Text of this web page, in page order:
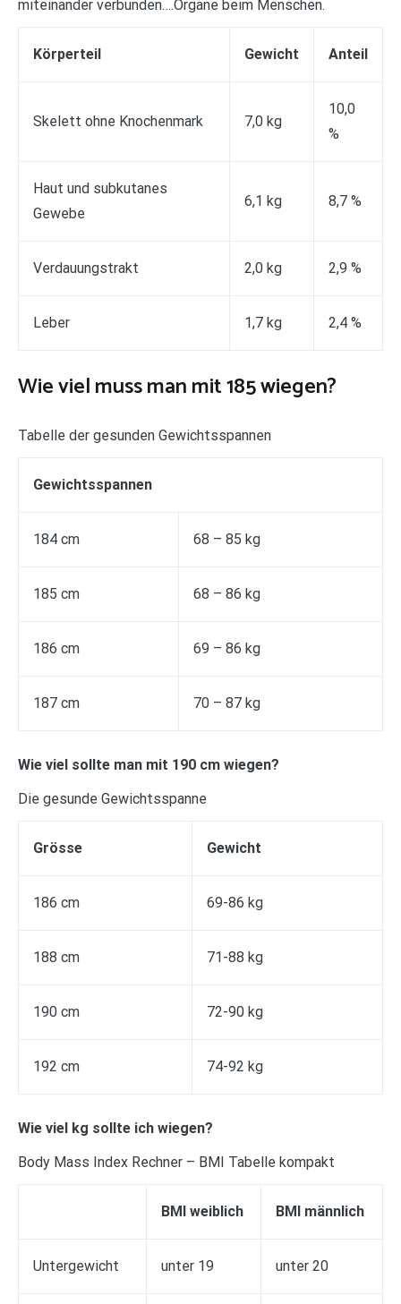
miteinander verbunden….Organe beim Menschen.
Körperteil Gewicht Anteil
Skelett ohne Knochenmark 7,0 kg
10,0
%
Haut und subkutanes
Gewebe
6,1 kg 8,7 %
Verdauungstrakt 2,0 kg 2,9 %
Leber 1,7 kg 2,4 %
Wie viel muss man mit 185 wiegen?
Tabelle der gesunden Gewichtsspannen
Gewichtsspannen
184 cm 68 – 85 kg
185 cm 68 – 86 kg
186 cm 69 – 86 kg
187 cm 70 – 87 kg
Wie viel sollte man mit 190 cm wiegen?
Die gesunde Gewichtsspanne
Grösse Gewicht
186 cm 69-86 kg
188 cm 71-88 kg
190 cm 72-90 kg
192 cm 74-92 kg
Wie viel kg sollte ich wiegen?
Body Mass Index Rechner – BMI Tabelle kompakt
BMI weiblich BMI männlich
Untergewicht unter 19 unter 20